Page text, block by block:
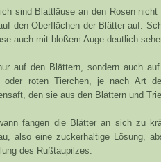
sind Blattläuse an den Rosen
den Oberflächen der Blätter auf.
auch mit bloßem Auge deutlich
auf den Blättern, sondern auch
oder roten Tierchen, je nach Art
den sie aus den Blättern und
fangen die Blätter an sich zu
also eine zuckerhaltige Lösung,
des Rußtaupilzes.